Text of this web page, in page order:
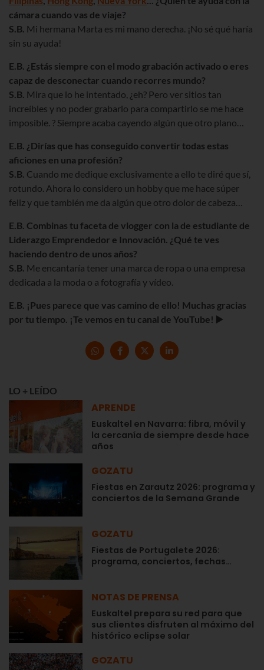
cámara cuando vas de viaje?
S.B. Mi hermana Marta es mi mano derecha. ¡No sé qué haría
sin su ayuda!
E.B. ¿Estás siempre con el modo grabación activado o eres
capaz de desconectar cuando recorres mundo?
S.B. Mira que lo he intentado, ¿eh? Pero ver sitios tan
increíbles y no poder grabarlo para compartirlo se me hace
imposible. ? Siempre acaba cayendo algún que otro plano…
E.B. ¿Dirías que has conseguido convertir todas estas
aficiones en una profesión?
S.B. Cuando me dedique exclusivamente a ello te diré que sí,
rotundo. Ahora lo considero un hobby que me hace súper
feliz y que también me da algún que otro dolor de cabeza…
E.B. Combinas tu faceta de vlogger con la de estudiante de
Liderazgo Emprendedor e Innovación. ¿Qué te ves
haciendo dentro de unos años?
S.B. Me encantaría tener una marca de ropa o una empresa
dedicada a la moda o a fotografía y vídeo.
E.B. ¡Pues parece que vas camino de ello! Muchas gracias
por tu tiempo. ¡Te vemos en tu canal de YouTube! ▶️
LO + LEÍDO
APRENDE
Euskaltel en Navarra: fibra, móvil y
la cercanía de siempre desde hace
años
GOZATU
Fiestas en Zarautz 2026: programa y
conciertos de la Semana Grande
GOZATU
Fiestas de Portugalete 2026:
programa, conciertos, fechas…
NOTAS DE PRENSA
Euskaltel prepara su red para que
sus clientes disfruten al máximo del
histórico eclipse solar
GOZATU